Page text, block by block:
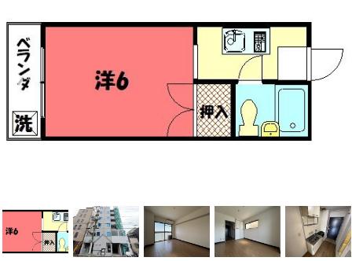
家族で住むならマンション？賃家？
一人暮らしの物件特集
ペット相談OKの賃貸！
ハウスメーカー施工特集！
路線·駅から探す